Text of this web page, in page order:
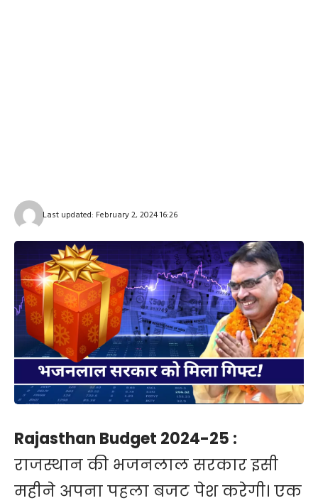
Last updated: February 2, 2024 16:26
Rajasthan Budget 2024-25 :
राजस्थान की भजनलाल सरकार इसी
महीने अपना पहला बजट पेश करेगी। एक